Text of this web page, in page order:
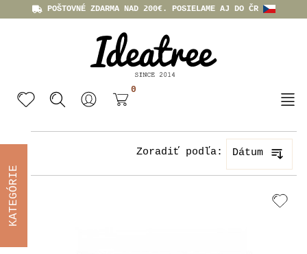
POŠTOVNÉ ZDARMA NAD 200€. POSIELAME AJ DO ČR
0
Zoradiť podľa: Dátum
KATEGÓRIE